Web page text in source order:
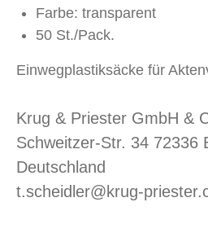
Farbe: transparent
50 St./Pack.
Einwegplastiksäcke für
Krug & Priester GmbH &
Schweitzer-Str. 34 72336
Deutschland
t.scheidler@krug-